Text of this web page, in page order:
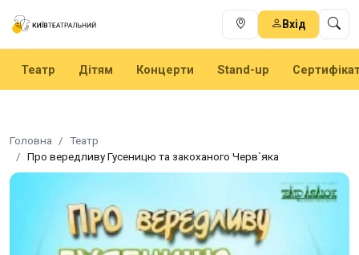
Вхід
Театр Дітям Концерти Stand-up
Головна
Театр
Про вередливу Гусеницю та закоханого Черв`яка